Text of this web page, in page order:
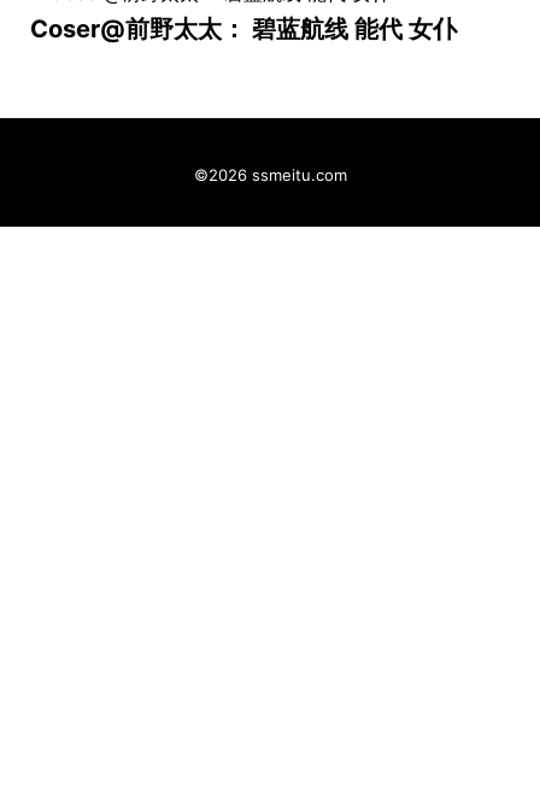
Coser@前野太太： 碧蓝航线 能代 女仆
©2026 ssmeitu.com